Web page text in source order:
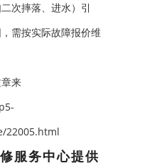
次摔落、进水）引
需按实际故障报价维
来
22005.html
服务中心提供